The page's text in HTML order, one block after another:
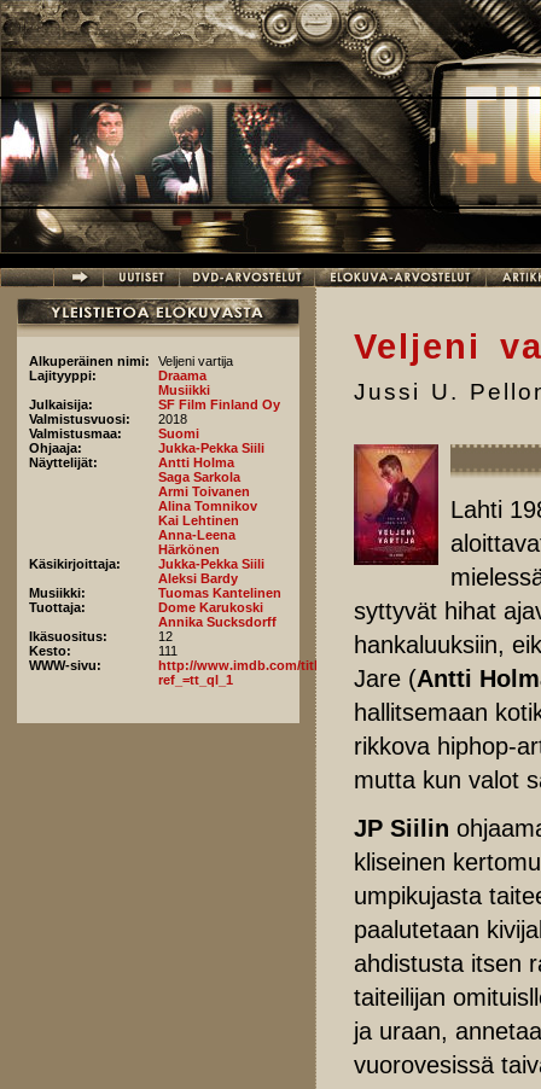
Hyppää pääsisältöön
Alkuperäinen nimi:
Veljeni vartija
Lajityyppi:
Draama
Musiikki
Julkaisija:
SF Film Finland Oy
Valmistusvuosi:
2018
Valmistusmaa:
Suomi
Ohjaaja:
Jukka-Pekka Siili
Näyttelijät:
Antti Holma
Saga Sarkola
Armi Toivanen
Alina Tomnikov
Kai Lehtinen
Anna-Leena
Härkönen
Käsikirjoittaja:
Jukka-Pekka Siili
Aleksi Bardy
Musiikki:
Tuomas Kantelinen
Tuottaja:
Dome Karukoski
Annika Sucksdorff
Ikäsuositus:
12
Kesto:
111
WWW-sivu:
http://www.imdb.com/title/tt6591616/fullcredits?
ref_=tt_ql_1
Veljeni
Jussi U.
Lahti
syttyvät hihat
hankaluuksiin,
Jare (Antti
hallitsemaan
rikkova hiphop-
mutta kun valot
JP Siilin
kliseinen
umpikujasta
paalutetaan
ahdistusta itsen
taiteilijan
ja uraan,
vuorovesissä